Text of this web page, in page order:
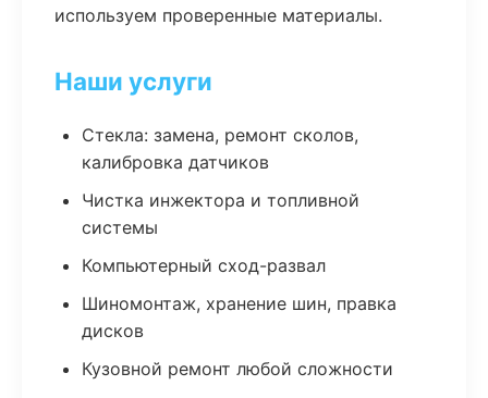
используем проверенные материалы.
Наши услуги
Стекла: замена, ремонт сколов,
калибровка датчиков
Чистка инжектора и топливной
системы
Компьютерный сход-развал
Шиномонтаж, хранение шин, правка
дисков
Кузовной ремонт любой сложности